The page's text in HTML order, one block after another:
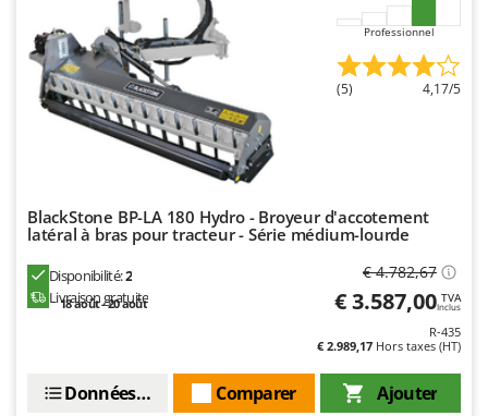
Professionnel
(5) 4,17/5
BlackStone BP-LA 180 Hydro - Broyeur d'accotement
latéral à bras pour tracteur - Série médium-lourde
Disponibilité:2
Livraison gratuite
18 août - 20 août
€ 4.782,67
€ 3.587,00 TVA
Inclus
R-435
€ 2.989,17 Hors taxes (HT)
Ajouter
Comparer
Données techniques